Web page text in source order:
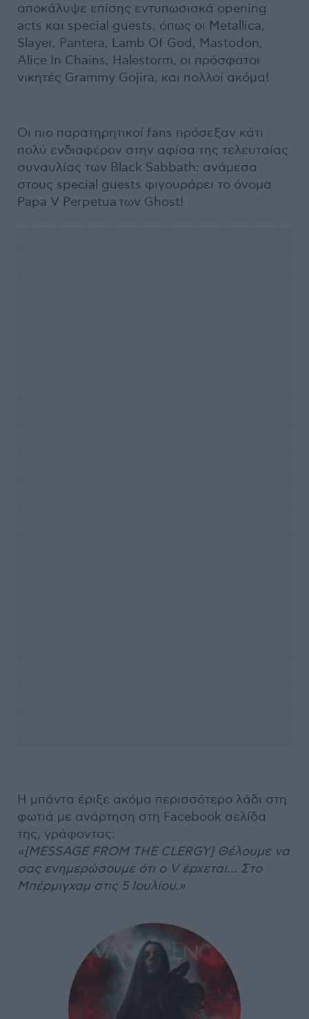
αποκάλυψε επίσης εντυπωσιακά opening
acts και special guests, όπως οι Metallica,
Slayer, Pantera, Lamb Of God, Mastodon,
Alice In Chains, Halestorm, οι πρόσφατοι
νικητές Grammy Gojira, και πολλοί ακόμα!
Οι πιο παρατηρητικοί fans πρόσεξαν κάτι
πολύ ενδιαφέρον στην αφίσα της τελευταίας
συναυλίας των Black Sabbath: ανάμεσα
στους special guests φιγουράρει το όνομα
Papa V Perpetua των Ghost!
Η μπάντα έριξε ακόμα περισσότερο λάδι στη
φωτιά με ανάρτηση στη Facebook σελίδα
της, γράφοντας:
«[MESSAGE FROM THE CLERGY] Θέλουμε να
σας ενημερώσουμε ότι ο V έρχεται... Στο
Μπέρμιγχαμ στις 5 Ιουλίου.»